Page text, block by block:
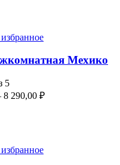
Мехико
5
8 290,00 ₽